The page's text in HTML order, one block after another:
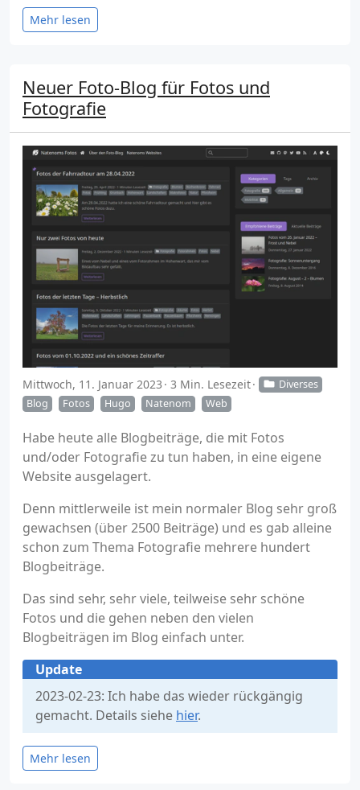
Mehr lesen
Neuer Foto-Blog für Fotos und
Fotografie
Mittwoch, 11. Januar 2023 3 Min. Lesezeit
Diverses
Blog
Fotos Hugo Natenom Web
Habe heute alle Blogbeiträge, die mit Fotos
und/oder Fotografie zu tun haben, in eine eigene
Website ausgelagert.
Denn mittlerweile ist mein normaler Blog sehr groß
gewachsen (über 2500 Beiträge) und es gab alleine
schon zum Thema Fotografie mehrere hundert
Blogbeiträge.
Das sind sehr, sehr viele, teilweise sehr schöne
Fotos und die gehen neben den vielen
Blogbeiträgen im Blog einfach unter.
Update
2023-02-23: Ich habe das wieder rückgängig
gemacht. Details siehe hier.
Mehr lesen